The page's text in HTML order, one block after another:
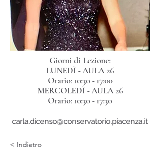
Giorni di Lezione:
LUNEDÌ - AULA 26
Orario: 10:30 - 17:00
MERCOLEDÌ - AULA 26
Orario: 10:30 - 17:30
carla.dicenso@conservatorio.piacenza.it
< Indietro